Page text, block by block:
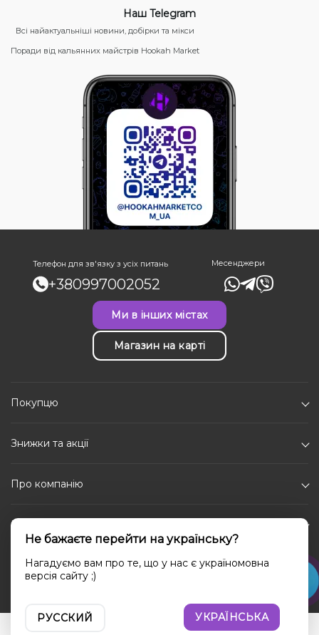
Наш Telegram
Всі найактуальніші новини, добірки та мікси
Поради від кальянних майстрів Hookah Market
Телефон для зв'язку з усіх питань
+380997002052
Месенджери
Ми в інших містах
Магазин на карті
Покупцю
Знижки та акції
Про компанію
Каталог
Соціальні мережі
Не бажаєте перейти на українську?
Нагадуємо вам про те, що у нас є україномовна
версія сайту ;)
РУССКИЙ УКРАЇНСЬКА